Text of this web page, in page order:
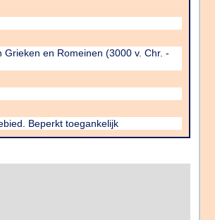
Grieken en Romeinen (3000 v. Chr. -
Beperkt toegankelijk